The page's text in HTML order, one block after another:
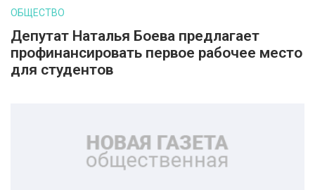
ОБЩЕСТВО
Депутат Наталья Боева предлагает
профинансировать первое рабочее место
для студентов